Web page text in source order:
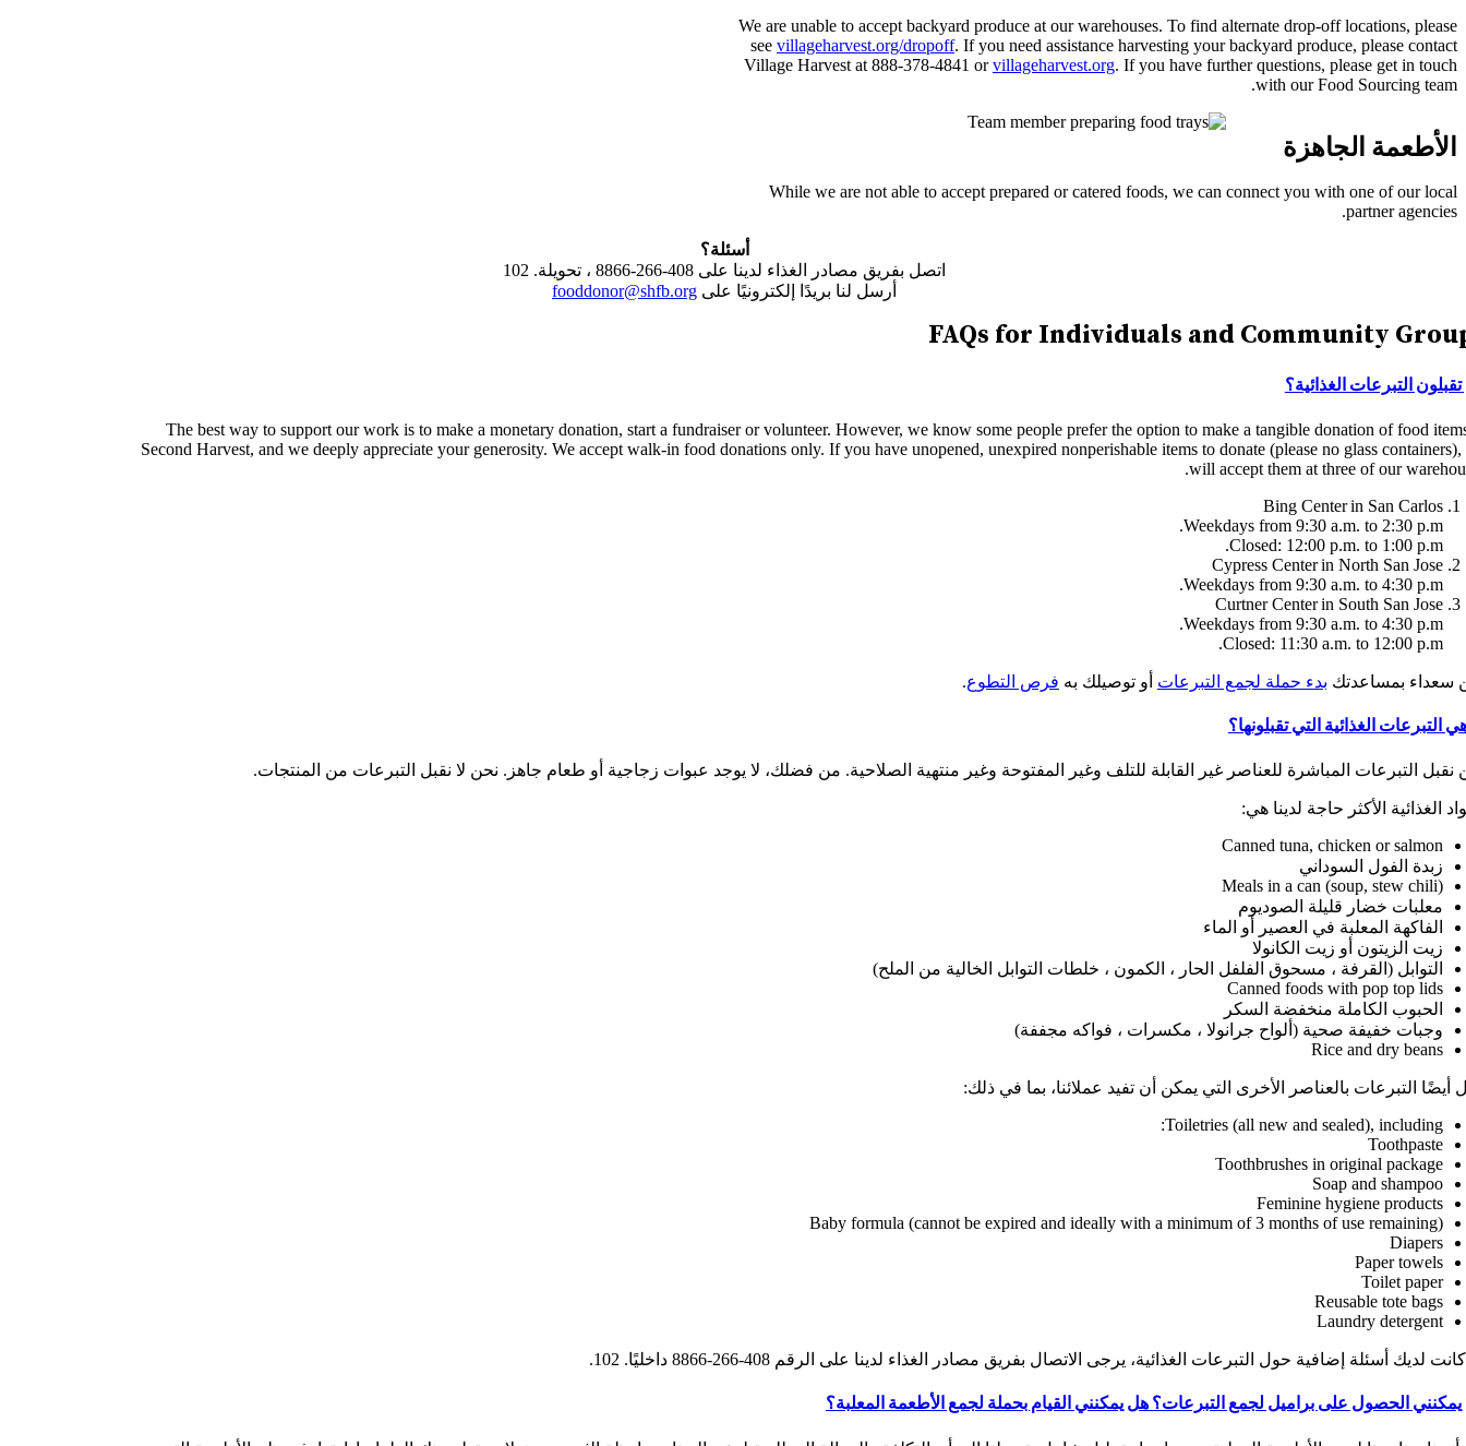
We are unable to accept backyard produce at our warehouses. To find alternate drop-off locations, please
see villageharvest.org/dropoff. If you need assistance harvesting your backyard produce, please contact
Village Harvest at 888-378-4841 orvillageharvest.org. If you have further questions, please get in touch
with our Food Sourcing team.
الأطعمة الجاهزة
While we are not able to accept prepared or catered foods, we can connect you with one of our local
partner agencies.
أسئلة؟
اتصل بفريق مصادر الغذاء لدينا على 408-266-8866 ، تحويلة. 102
أرسل لنا بريدًا إلكترونيًا على fooddonor@shfb.org
FAQs for Individuals and Community
التبرعات الغذائية؟
The best way to support our work is to make a monetary donation, start a fundraiser or volunteer. However, we know some people prefer the option to make a tangible donation of food
Second Harvest, and we deeply appreciate your generosity. We accept walk-in food donations only. If you have unopened, unexpired nonperishable items to donate (please no glass containers),
will accept them at three of our
Bing Center in San Carlos
Weekdays from 9:30 a.m. to 2:30 p.m.
Closed: 12:00 p.m. to 1:00 p.m.
Cypress Center in North San Jose
Weekdays from 9:30 a.m. to 4:30 p.m.
Curtner Center in South San Jose
Weekdays from 9:30 a.m. to 4:30 p.m.
Closed: 11:30 a.m. to 12:00 p.m.
سعداء بمساعدتك بدء حملة لجمع التبرعات أو توصيلك به فرص التطوع.
التبرعات الغذائية التي تقبلونها؟
نقبل التبرعات المباشرة للعناصر غير القابلة للتلف وغير المفتوحة وغير منتهية الصلاحية. من فضلك، لا يوجد عبوات زجاجية أو طعام جاهز. نحن لا نقبل التبرعات من المنتجات.
الغذائية الأكثر حاجة لدينا هي:
Canned tuna, chicken or salmon
زبدة الفول السوداني
Meals in a can (soup, stew chili)
معلبات خضار قليلة الصوديوم
الفاكهة المعلبة في العصير أو الماء
زيت الزيتون أو زيت الكانولا
التوابل (القرفة ، مسحوق الفلفل الحار ، الكمون ، خلطات التوابل الخالية من الملح)
Canned foods with pop top lids
الحبوب الكاملة منخفضة السكر
وجبات خفيفة صحية (ألواح جرانولا ، مكسرات ، فواكه مجففة)
Rice and dry beans
أيضًا التبرعات بالعناصر الأخرى التي يمكن أن تفيد عملائنا، بما في ذلك:
Toiletries (all new and sealed), including:
Toothpaste
Toothbrushes in original package
Soap and shampoo
Feminine hygiene products
Baby formula (cannot be expired and ideally with a minimum of 3 months of use remaining)
Diapers
Paper towels
Toilet paper
Reusable tote bags
Laundry detergent
لديك أسئلة إضافية حول التبرعات الغذائية، يرجى الاتصال بفريق مصادر الغذاء لدينا على الرقم 408-266-8866 داخليًا. 102.
الحصول على براميل لجمع التبرعات؟ هل يمكنني القيام بحملة لجمع الأطعمة المعلبة؟